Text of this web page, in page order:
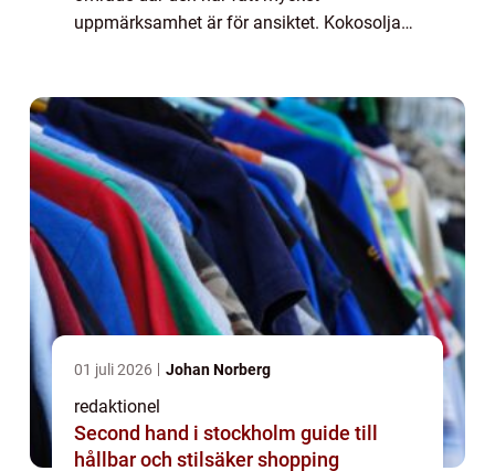
uppmärksamhet är för ansiktet. Kokosolja
artikel...
01 juli 2026 Johan Norberg
redaktionel
Second hand i stockholm guide till
hållbar och stilsäker shopping